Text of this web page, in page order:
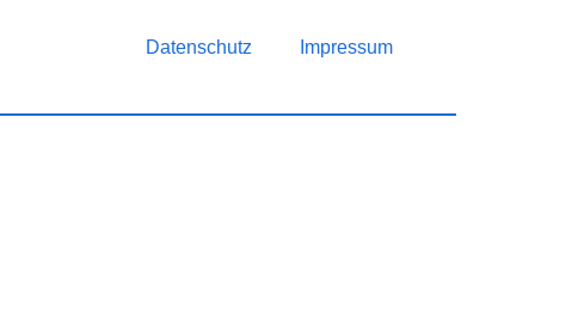
Datenschutz Impressum